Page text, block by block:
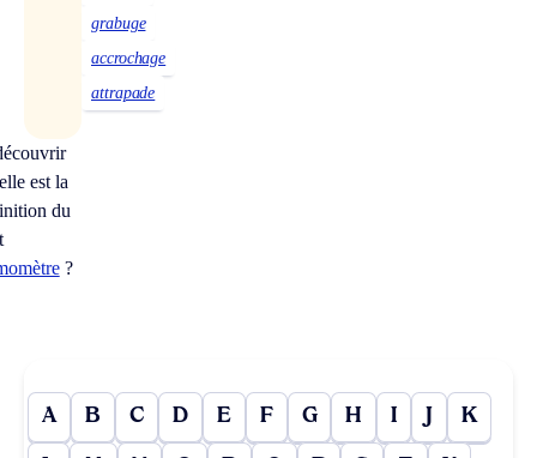
grabuge
accrochage
attrapade
est la
du
?
A B C D E F G H I J K